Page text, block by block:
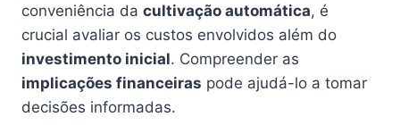
conveniência da cultivação automática, é
crucial avaliar os custos envolvidos além do
investimento inicial. Compreender as
implicações financeiras pode ajudá-lo a tomar
decisões informadas.